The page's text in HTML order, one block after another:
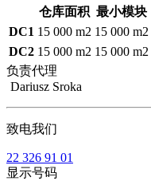
仓库面积 最小模块
DC1 15 000 m2 15 000 m2
DC2 15 000 m2 15 000 m2
负责代理
Dariusz Sroka
致电我们
22 326 91 01
显示号码